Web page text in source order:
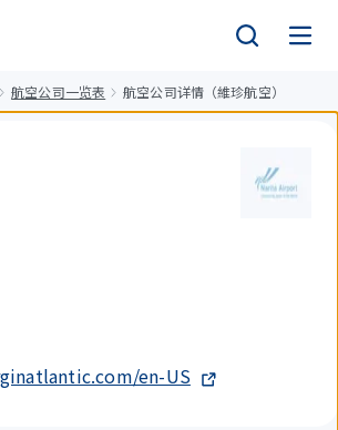
航空公司一览表 航空公司详情（維珍航空）
en-US